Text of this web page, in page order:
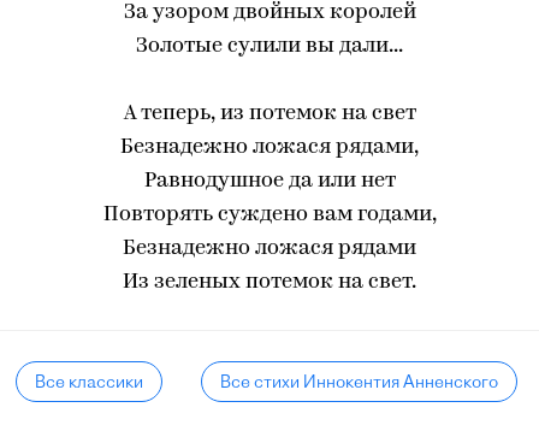
За узором двойных королей
Золотые сулили вы дали...
А теперь, из потемок на свет
Безнадежно ложася рядами,
Равнодушное да или нет
Повторять суждено вам годами,
Безнадежно ложася рядами
Из зеленых потемок на свет.
Все классики Все стихи Иннокентия Анненского